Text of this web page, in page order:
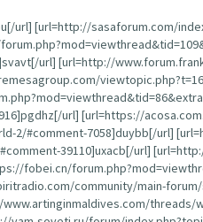
[url=http://sasaforum.com/
url] [url=http://
url] [url=https://
2/#comment-7058]duybb[/url]
39110]uxacb[/url]
fobei.cn/
community/main-
threads/